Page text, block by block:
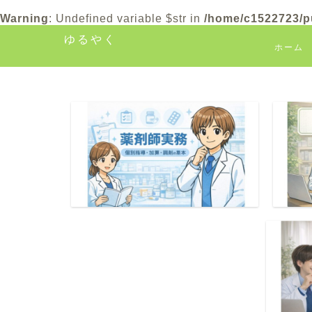
Warning: Undefined variable $str in /home/c1522723/
ゆるやく
ホーム